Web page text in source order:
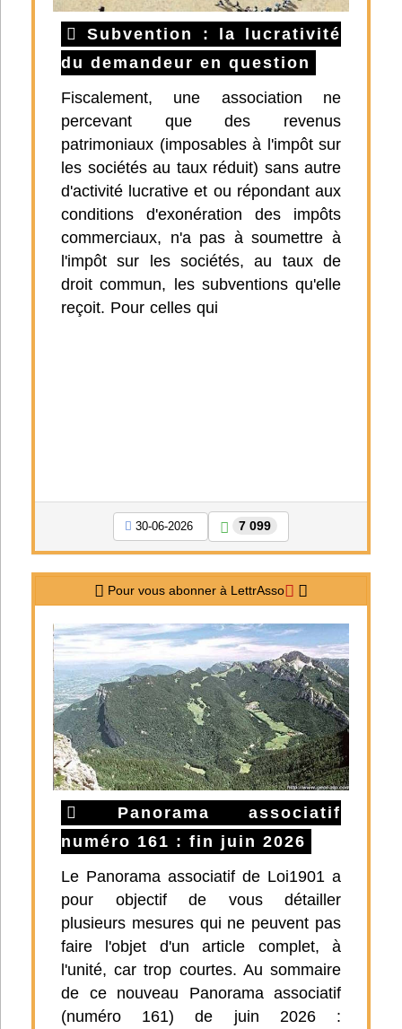
Subvention : la lucrativité
du demandeur en question
Fiscalement, une association ne
percevant que des revenus
patrimoniaux (imposables à l'impôt sur
les sociétés au taux réduit) sans autre
d'activité lucrative et ou répondant aux
conditions d'exonération des impôts
commerciaux, n'a pas à soumettre à
l'impôt sur les sociétés, au taux de
droit commun, les subventions qu'elle
reçoit. Pour celles qui
30-06-2026 7 099
Pour vous abonner à LettrAsso
Panorama associatif
numéro 161 : fin juin 2026
Le Panorama associatif de Loi1901 a
pour objectif de vous détailler
plusieurs mesures qui ne peuvent pas
faire l'objet d'un article complet, à
l'unité, car trop courtes. Au sommaire
de ce nouveau Panorama associatif
(numéro 161) de juin 2026 :